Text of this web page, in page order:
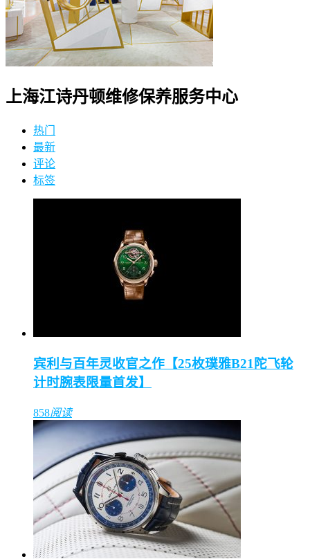
上海江诗丹顿维修保养服务中心
热门
最新
评论
标签
宾利与百年灵收官之作【25枚璞雅B21陀飞轮
计时腕表限量首发】
858阅读